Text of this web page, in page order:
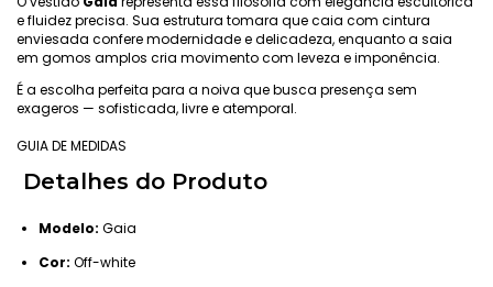
e fluidez precisa. Sua estrutura tomara que caia com cintura
enviesada confere modernidade e delicadeza, enquanto a saia
em gomos amplos cria movimento com leveza e imponência.
É a escolha perfeita para a noiva que busca presença sem
exageros — sofisticada, livre e atemporal.
GUIA DE MEDIDAS
Detalhes do Produto
Modelo: Gaia
Cor: Off-white